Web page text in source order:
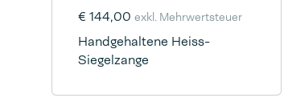
€ 144,00 exkl. Mehrwertsteuer
Handgehaltene Heiss-
Siegelzange